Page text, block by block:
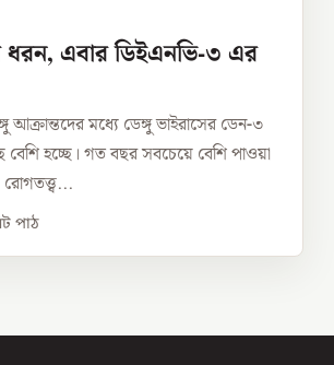
ধরন, এবার ডিইএনভি-৩ এর
আক্রান্তদের মধ্যে ডেঙ্গু ভাইরাসের ডেন-৩
বেশি হচ্ছে। গত বছর সবচেয়ে বেশি পাওয়া
পাঠ